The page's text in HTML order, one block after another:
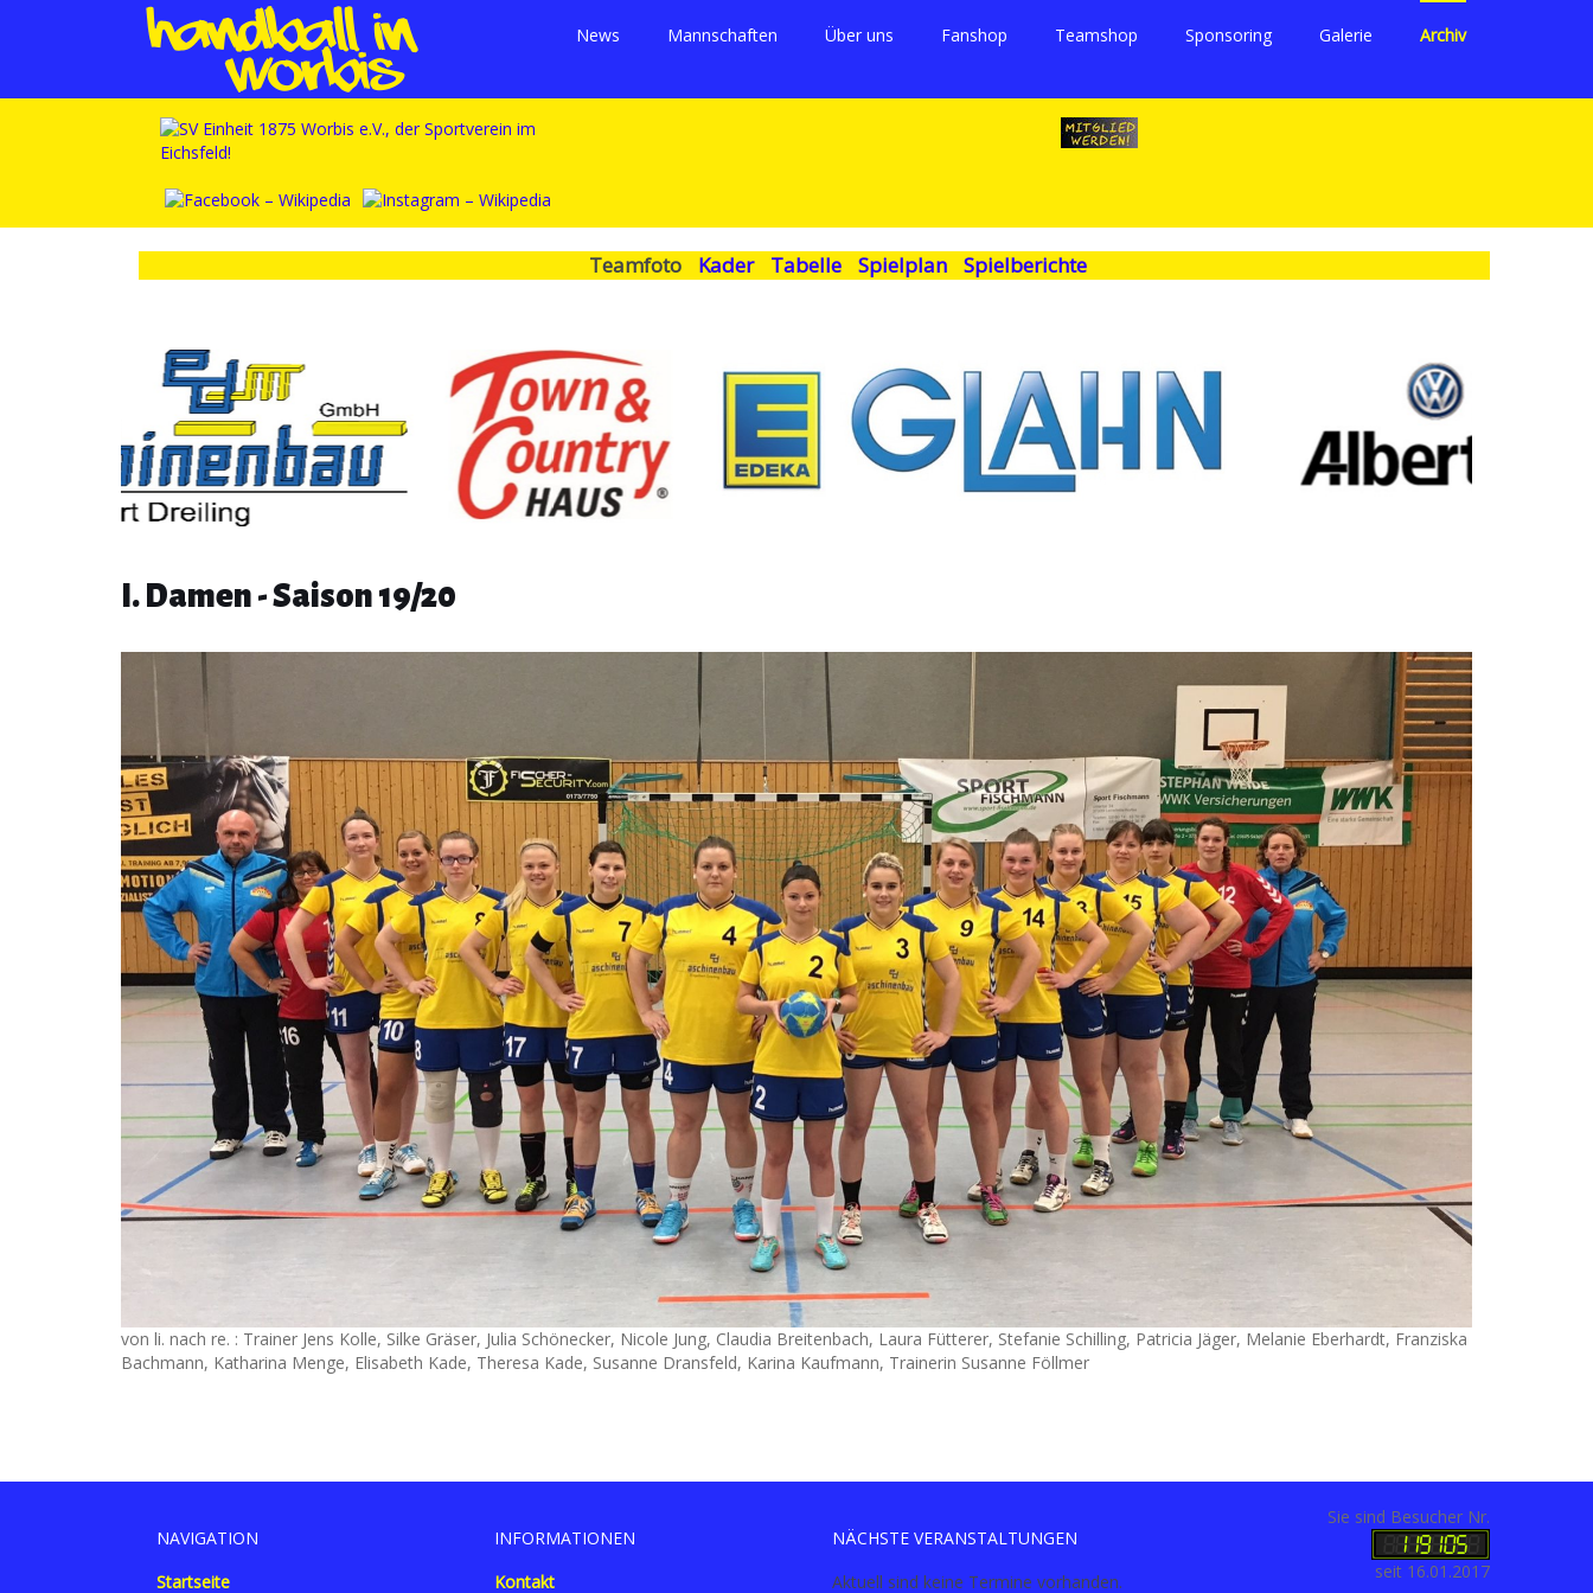
News Mannschaften Über uns Fanshop Teamshop Sponsoring Galerie Archiv
Teamfoto Kader Tabelle Spielplan Spielberichte
I. Damen - Saison 19/20
von li. nach re. : Trainer Jens Kolle, Silke Gräser, Julia Schönecker, Nicole Jung, Claudia Breitenbach, Laura Fütterer, Stefanie Schilling, Patricia Jäger, Melanie Eberhardt, Franziska
Bachmann, Katharina Menge, Elisabeth Kade, Theresa Kade, Susanne Dransfeld, Karina Kaufmann, Trainerin Susanne Föllmer
NAVIGATION
Startseite
INFORMATIONEN
Kontakt
NÄCHSTE VERANSTALTUNGEN
Aktuell sind keine Termine vorhanden.
Sie sind Besucher Nr.
seit 16.01.2017